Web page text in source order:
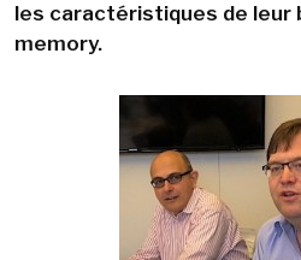
les caractéristiques de leur
memory.